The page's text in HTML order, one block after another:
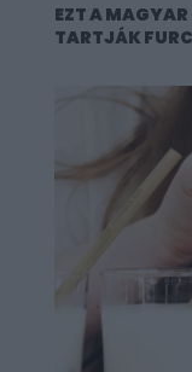
EZT A
TARTJÁK